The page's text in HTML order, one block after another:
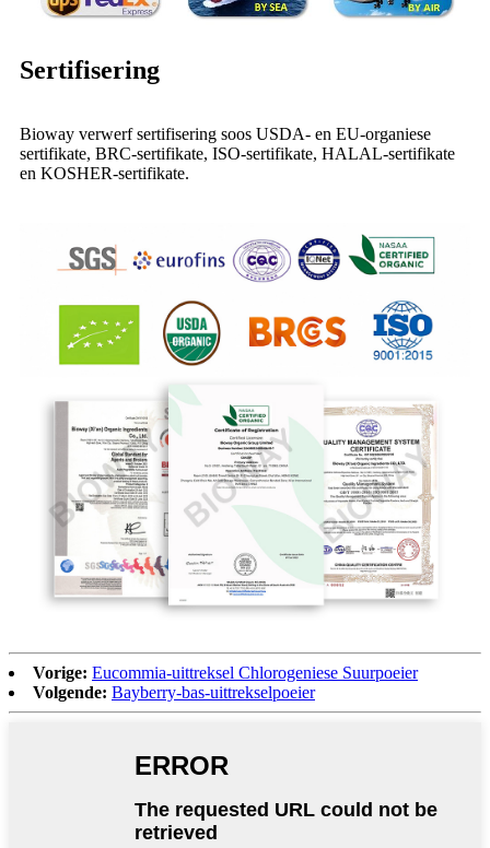
Sertifisering
Bioway verwerf sertifisering soos USDA- en EU-organiese
sertifikate, BRC-sertifikate, ISO-sertifikate, HALAL-sertifikate
en KOSHER-sertifikate.
Vorige: Eucommia-uittreksel Chlorogeniese Suurpoeier
Volgende: Bayberry-bas-uittrekselpoeier